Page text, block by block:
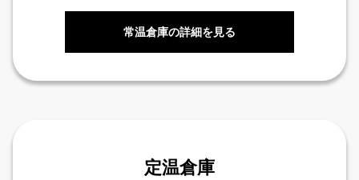
常温倉庫の詳細を見る
定温倉庫